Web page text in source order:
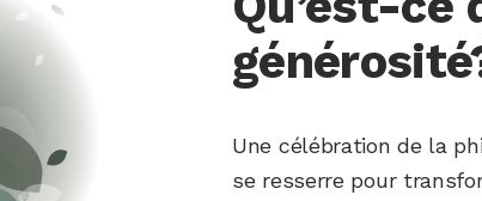
Une célébration de la
se resserre pour